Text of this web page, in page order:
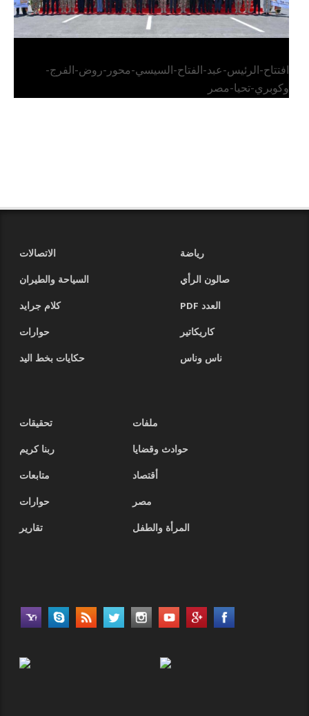
افتتاح-الرئيس-عبد-الفتاح-السيسي-محور-روض-الفرج-
وكوبري-تحيا-مصر
رياضة
الاتصالات
صالون الرأي
السياحة والطيران
العدد PDF
كلام جرايد
كاريكاتير
حوارات
ناس وناس
حكايات بخط اليد
ملفات
تحقيقات
حوادث وقضايا
ربنا كريم
أقتصاد
متابعات
مصر
حوارات
المرأة والطفل
تقارير